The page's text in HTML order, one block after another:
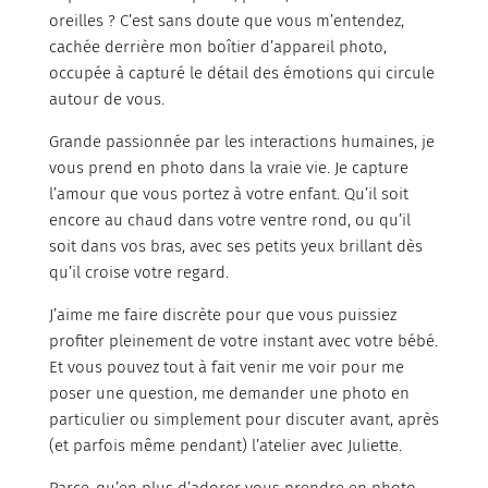
oreilles ? C’est sans doute que vous m’entendez,
cachée derrière mon boîtier d’appareil photo,
occupée à capturé le détail des émotions qui circule
autour de vous.
Grande passionnée par les interactions humaines, je
vous prend en photo dans la vraie vie. Je capture
l’amour que vous portez à votre enfant. Qu’il soit
encore au chaud dans votre ventre rond, ou qu’il
soit dans vos bras, avec ses petits yeux brillant dès
qu’il croise votre regard.
J’aime me faire discrète pour que vous puissiez
profiter pleinement de votre instant avec votre bébé.
Et vous pouvez tout à fait venir me voir pour me
poser une question, me demander une photo en
particulier ou simplement pour discuter avant, après
(et parfois même pendant) l’atelier avec Juliette.